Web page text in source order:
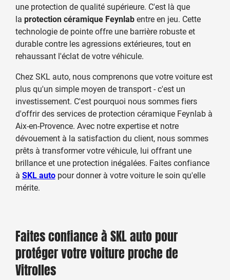
une protection de qualité supérieure. C'est là que
la protection céramique Feynlabentre en jeu. Cette
technologie de pointe offre une barrière robuste et
durable contre les agressions extérieures, tout en
rehaussant l'éclat de votre véhicule.
Chez SKL auto, nous comprenons que votre voiture est
plus qu'un simple moyen de transport - c'est un
investissement. C'est pourquoi nous sommes fiers
d'offrir des services de protection céramique Feynlab à
Aix-en-Provence. Avec notre expertise et notre
dévouement à la satisfaction du client, nous sommes
prêts à transformer votre véhicule, lui offrant une
brillance et une protection inégalées. Faites confiance
à SKL autopour donner à votre voiture le soin qu'elle
mérite.
Faites confiance à SKL auto pour
protéger votre voiture proche de
Vitrolles